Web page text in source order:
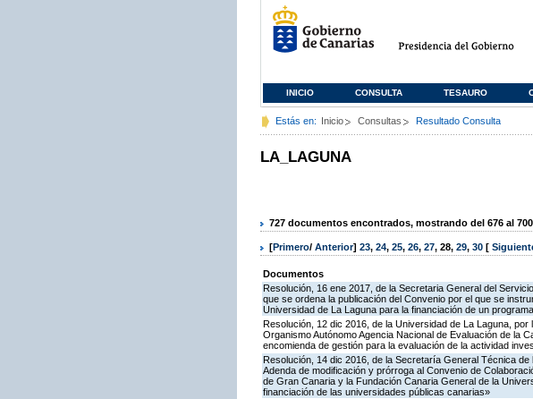
INICIO CONSULTA TESAURO
Estás en: Inicio Consultas Resultado Consulta
LA_LAGUNA
727 documentos encontrados, mostrando del 676 al
[Primero/ Anterior] 23, 24, 25, 26, 27, 28, 29, 30 [
Documentos
Resolución, 16 ene 2017, de la Secretaria General del
que se ordena la publicación del Convenio por el que se
Universidad de La Laguna para la financiación de un
Resolución, 12 dic 2016, de la Universidad de La Laguna,
Organismo Autónomo Agencia Nacional de Evaluación de la
encomienda de gestión para la evaluación de la actividad
Resolución, 14 dic 2016, de la Secretaría General Técnica
Adenda de modificación y prórroga al Convenio de
de Gran Canaria y la Fundación Canaria General de la
financiación de las universidades públicas canarias»